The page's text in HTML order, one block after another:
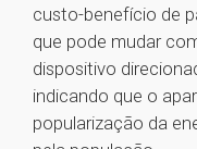
custo-benefício de
que pode mudar
dispositivo
indicando que o
popularização da